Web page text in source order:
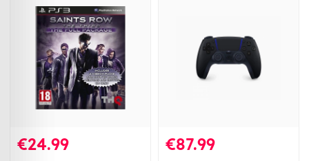
€24.99 €87.99